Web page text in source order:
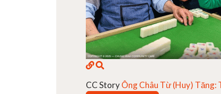
CC StoryÔng Châu Từ (Huy) Tăng: